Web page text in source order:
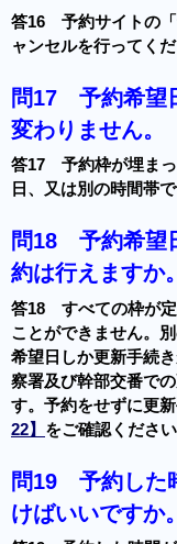
答16 予約サイトの「
ャンセルを行ってくだ
問17 予約希望
変わりません。
答17 予約枠が埋まっ
日、又は別の時間帯
問18 予約希望
約は行えますか。
答18 すべての枠が定
ことができません。
希望日しか更新手続
察署及び幹部交番で
す。予約をせずに更
22】 をご確認ください
問19 予約した
けばいいですか。